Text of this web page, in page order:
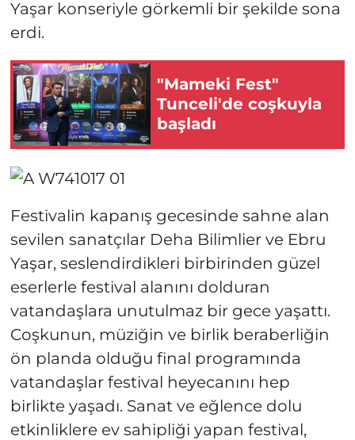
Yaşar konseriyle görkemli bir şekilde sona
erdi.
"Mameki Fest"
Tunceli'de coşkuyla
başladı
Festivalin kapanış gecesinde sahne alan
sevilen sanatçılar Deha Bilimlier ve Ebru
Yaşar, seslendirdikleri birbirinden güzel
eserlerle festival alanını dolduran
vatandaşlara unutulmaz bir gece yaşattı.
Coşkunun, müziğin ve birlik beraberliğin
ön planda olduğu final programında
vatandaşlar festival heyecanını hep
birlikte yaşadı. Sanat ve eğlence dolu
etkinliklere ev sahipliği yapan festival,